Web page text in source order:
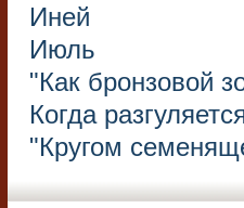
Иней
Июль
"Как бронзовой
Когда
"Кругом